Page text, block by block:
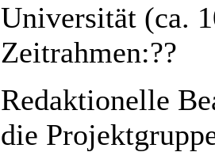
Universität (ca.
Zeitrahmen:??
Redaktionelle
die